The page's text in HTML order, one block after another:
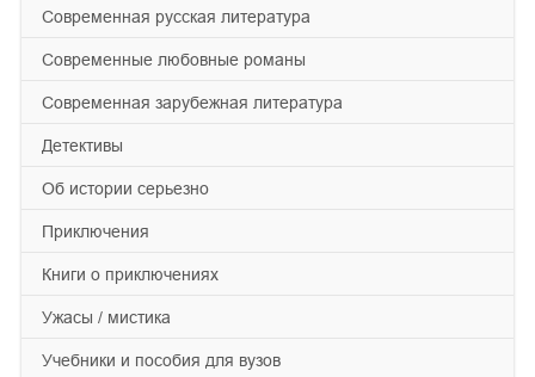
современная русская литература
современные любовные романы
современная зарубежная литература
детективы
об истории серьезно
приключения
книги о приключениях
ужасы / мистика
учебники и пособия для вузов